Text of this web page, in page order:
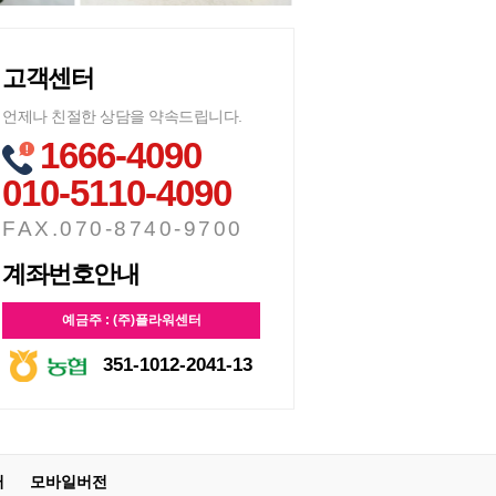
고객센터
언제나 친절한 상담을 약속드립니다.
1666-4090
010-5110-4090
FAX.070-8740-9700
계좌번호안내
예금주 : (주)플라워센터
351-1012-2041-13
모바일버전